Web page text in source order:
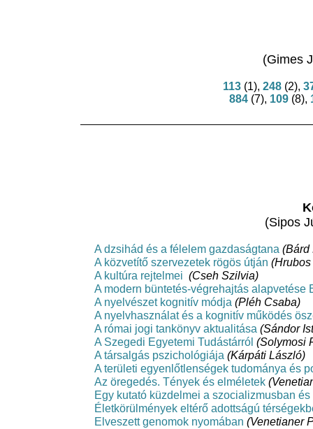
(Gimes
113(1), 248(2),
884(7), 109(8),
(Sipos
A dzsihád és a félelem gazdaságtana (Bárd
A közvetítő szervezetek rögös útján
A kultúra rejtelmei (Cseh Szilvia)
A modern büntetés-végrehajtás alapvetése
A nyelvészet kognitív módja (Pléh Csaba)
A nyelvhasználat és a kognitív működés
A római jogi tankönyv aktualitása (Sándor
A Szegedi Egyetemi Tudástárról (Solymosi
A társalgás pszichológiája (Kárpáti László)
A területi egyenlőtlenségek tudománya és
Az öregedés. Tények és elméletek
Egy kutató küzdelmei a szocializmusban
Életkörülmények eltérő adottságú
Elveszett genomok nyomában (Venetianer